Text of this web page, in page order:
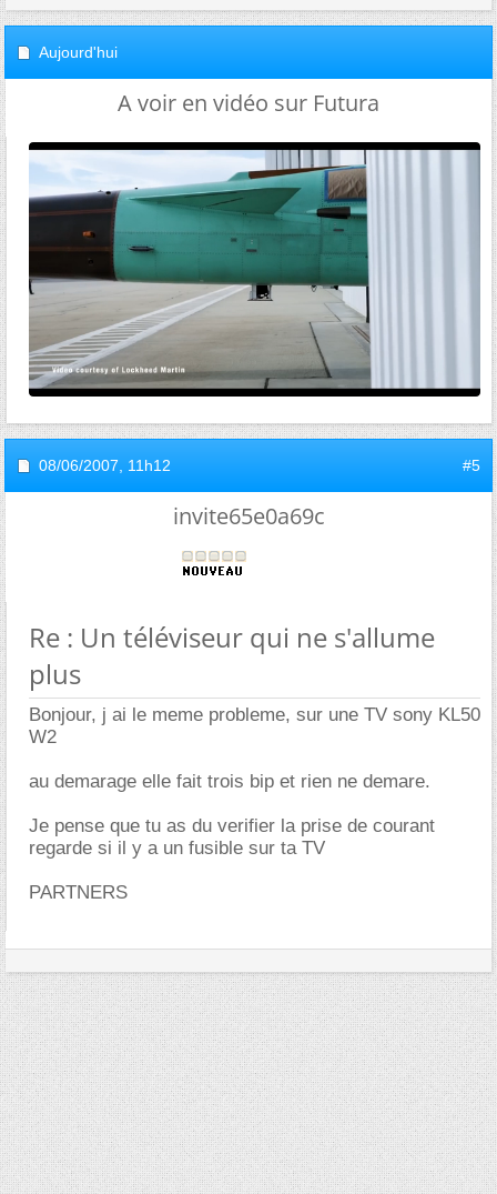
Aujourd'hui
A voir en vidéo sur Futura
08/06/2007, 11h12 #5
invite65e0a69c
Re : Un téléviseur qui ne s'allume
plus
Bonjour, j ai le meme probleme, sur une TV sony KL50
W2
au demarage elle fait trois bip et rien ne demare.
Je pense que tu as du verifier la prise de courant
regarde si il y a un fusible sur ta TV
PARTNERS